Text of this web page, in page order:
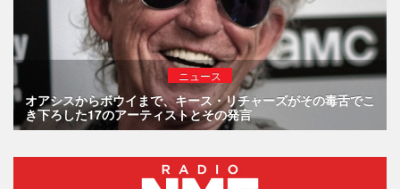
ニュース
オアシスからボウイまで、キース・リチャーズがその毒舌でこ
き下ろした17のアーティストとその発言